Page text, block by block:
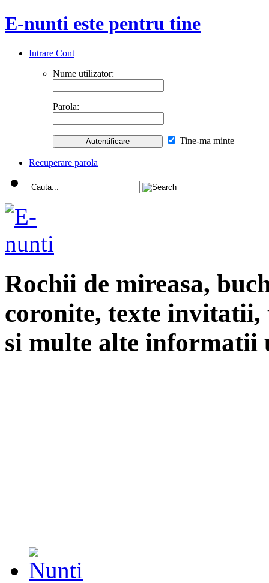
E-nunti este pentru tine
Intrare Cont
Nume utilizator:
Parola:
Tine-ma minte
Recuperare parola
Rochii de mireasa,
coronite, texte
si multe alte informatii